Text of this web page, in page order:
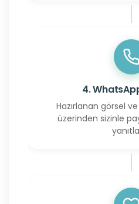
4.
Hazırlanan görsel
üzerinden sizinle